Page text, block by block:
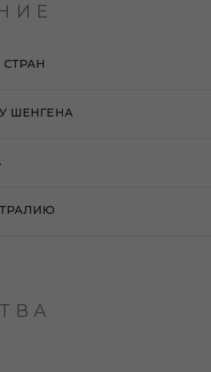
ШЕНГЕНА